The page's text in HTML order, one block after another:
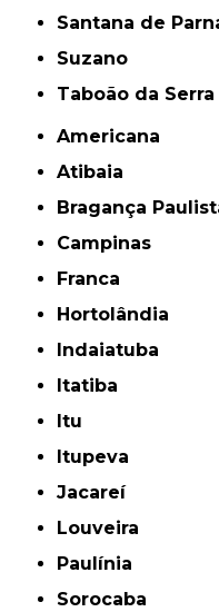
Santana de
Suzano
Taboão da Serra
Americana
Atibaia
Bragança
Campinas
Franca
Hortolândia
Indaiatuba
Itatiba
Itu
Itupeva
Jacareí
Louveira
Paulínia
Sorocaba